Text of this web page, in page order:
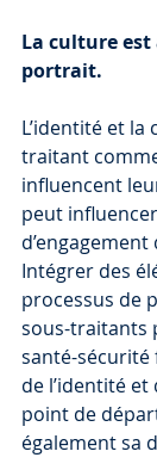
La culture est
portrait.
L’identité et
traitant
influencent
peut
Intégrer des
processus de
sous-traitants
santé-
de l’identité
point de
également sa